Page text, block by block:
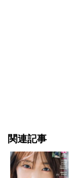
関連記事